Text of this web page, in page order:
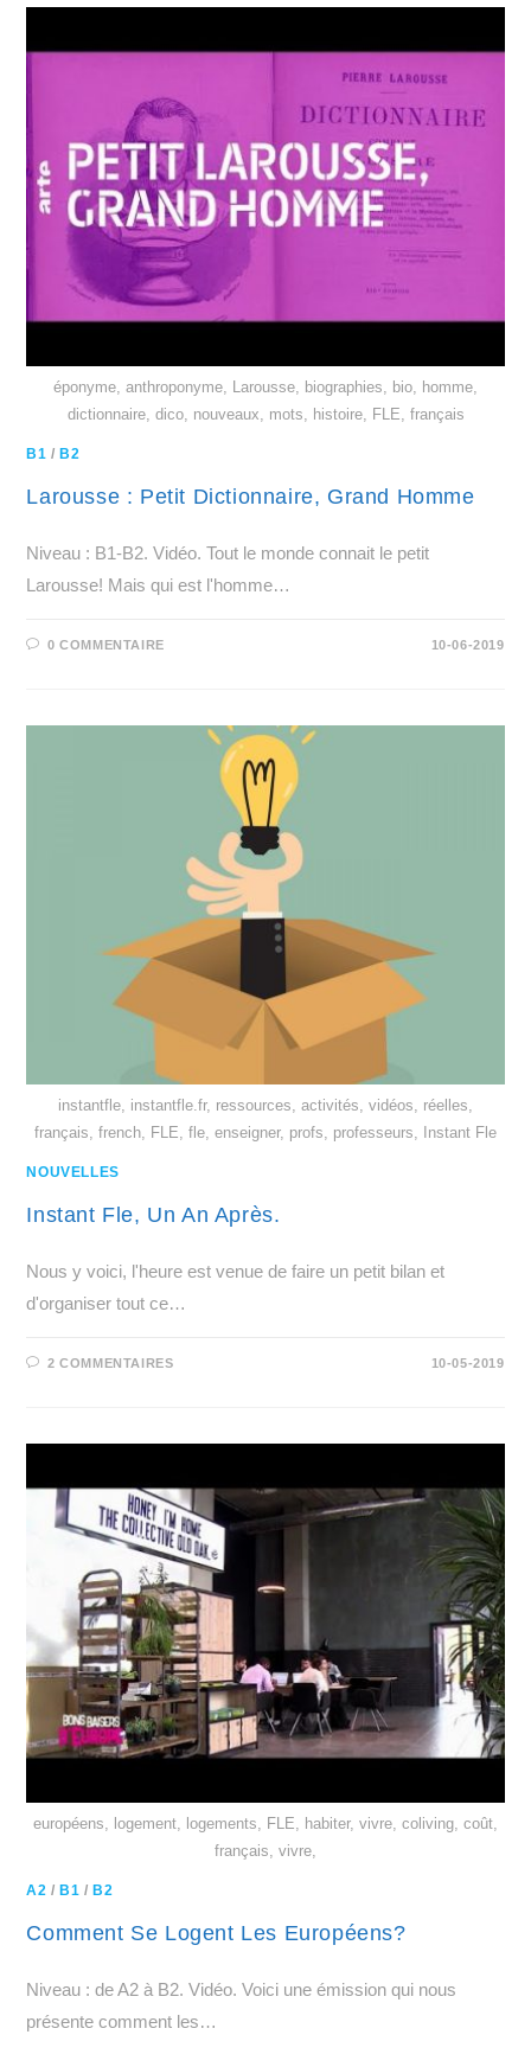
éponyme, anthroponyme, Larousse, biographies, bio, homme,
dictionnaire, dico, nouveaux, mots, histoire, FLE, français
B1 / B2
Larousse : Petit Dictionnaire, Grand Homme
Niveau : B1-B2. Vidéo. Tout le monde connait le petit
Larousse! Mais qui est l'homme…
0 COMMENTAIRE 10-06-2019
instantfle, instantfle.fr, ressources, activités, vidéos, réelles,
français, french, FLE, fle, enseigner, profs, professeurs, Instant Fle
NOUVELLES
Instant Fle, Un An Après.
Nous y voici, l'heure est venue de faire un petit bilan et
d'organiser tout ce…
2 COMMENTAIRES 10-05-2019
européens, logement, logements, FLE, habiter, vivre, coliving, coût,
français, vivre,
A2 / B1 / B2
Comment Se Logent Les Européens?
Niveau : de A2 à B2. Vidéo. Voici une émission qui nous
présente comment les…